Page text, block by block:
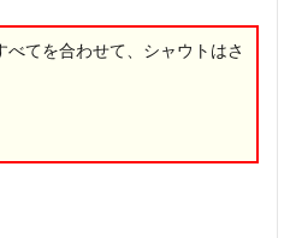
べてを合わせて、シャウトはさ